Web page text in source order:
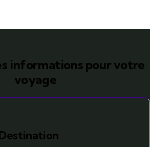
informations pour votre
voyage